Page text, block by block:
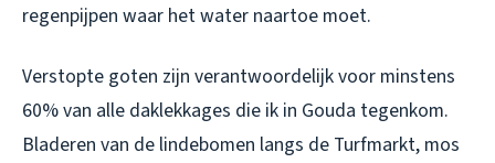
regenpijpen waar het water naartoe moet.
Verstopte goten zijn verantwoordelijk voor minstens
60% van alle daklekkages die ik in Gouda tegenkom.
Bladeren van de lindebomen langs de Turfmarkt, mos